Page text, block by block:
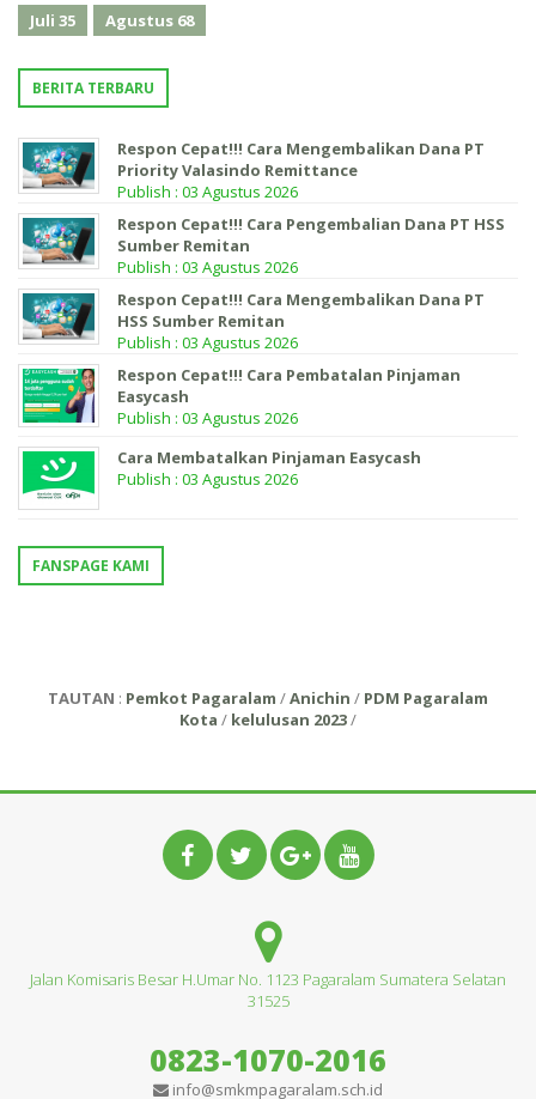
Juli 35 Agustus 68
BERITA TERBARU
Respon Cepat!!! Cara Mengembalikan Dana PT
Priority Valasindo Remittance
Publish : 03 Agustus 2026
Respon Cepat!!! Cara Pengembalian Dana PT HSS
Sumber Remitan
Publish : 03 Agustus 2026
Respon Cepat!!! Cara Mengembalikan Dana PT
HSS Sumber Remitan
Publish : 03 Agustus 2026
Respon Cepat!!! Cara Pembatalan Pinjaman
Easycash
Publish : 03 Agustus 2026
Cara Membatalkan Pinjaman Easycash
Publish : 03 Agustus 2026
FANSPAGE KAMI
TAUTAN : Pemkot Pagaralam /Anichin / PDM Pagaralam
Kota / kelulusan 2023/
Jalan Komisaris Besar H.Umar No. 1123 Pagaralam Sumatera Selatan
31525
0823-1070-2016
info@smkmpagaralam.sch.id